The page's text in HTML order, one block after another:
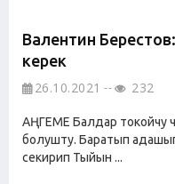
Валентин
керек
26.10.2021 232
АҢГЕМЕ Балдар токойчу
болушту. Баратып
секирип Тыйын ...